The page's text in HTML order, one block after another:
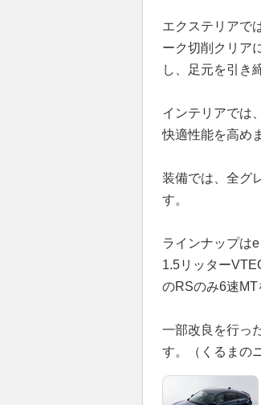
エクステリアで
ーク切削クリア
し、足元を引き
インテリアでは
快適性能を高め
装備では、全グ
す。
ラインナップは
1.5リッター
のRSのみ6速MT
一部改良を行っ
す。（くるまの